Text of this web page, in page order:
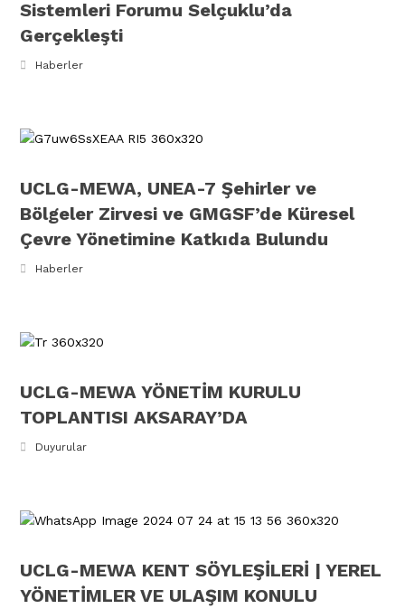
Sistemleri Forumu Selçuklu’da
Gerçekleşti
Haberler
UCLG-MEWA, UNEA-7 Şehirler ve
Bölgeler Zirvesi ve GMGSF’de Küresel
Çevre Yönetimine Katkıda Bulundu
Haberler
UCLG-MEWA YÖNETİM KURULU
TOPLANTISI AKSARAY’DA
Duyurular
UCLG-MEWA KENT SÖYLEŞİLERİ | YEREL
YÖNETİMLER VE ULAŞIM KONULU